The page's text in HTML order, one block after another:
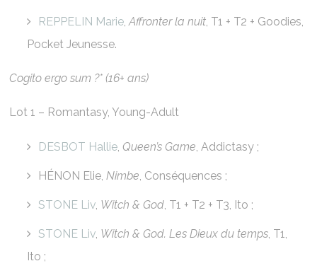
REPPELIN Marie,Affronter la nuit, T1 + T2 + Goodies,
Pocket Jeunesse.
Cogito ergo sum ?* (16+ ans)
Lot 1 – Romantasy, Young-Adult
DESBOT Hallie, Queen’s Game, Addictasy ;
HÉNON Elie,Nimbe, Conséquences ;
STONE Liv, Witch & God, T1 + T2 + T3, Ito ;
STONE Liv, Witch & God. Les Dieux du temps, T1,
Ito ;